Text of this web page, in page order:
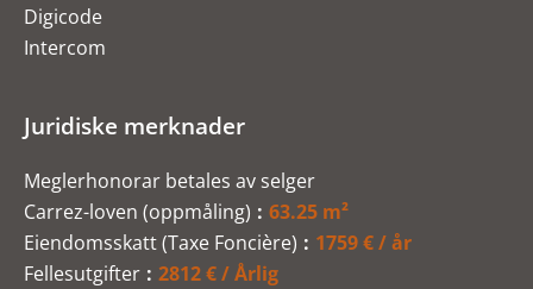
Digicode
Intercom
Juridiske merknader
Meglerhonorar betales av selger
Carrez-loven (oppmåling)
63.25 m²
Eiendomsskatt (Taxe Foncière)
1759 € / år
Fellesutgifter
2812 € / Årlig